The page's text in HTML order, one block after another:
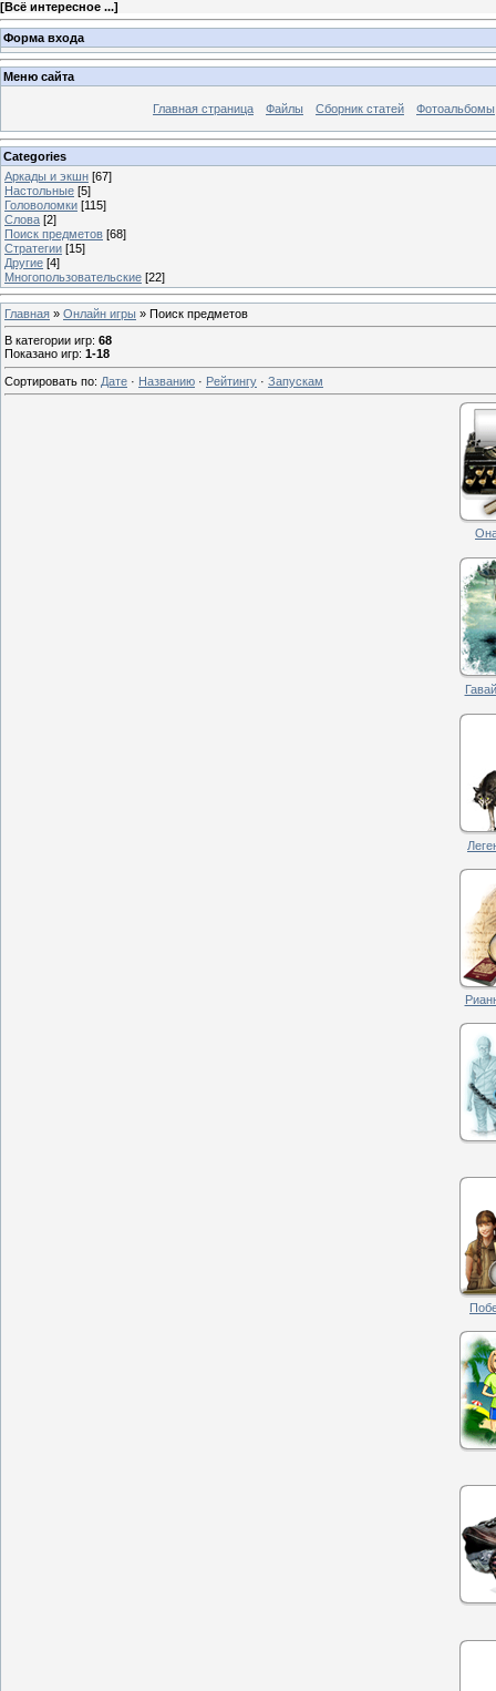
[Всё интересное ...]
Форма входа
Меню сайта
Главная страница Файлы Сборник статей Фотоальбомы
Categories
Аркады и экшн [67]
Настольные [5]
Головоломки [115]
Слова [2]
Поиск предметов [68]
Стратегии [15]
Другие [4]
Многопользовательские [22]
Главная » Онлайн игры » Поиск предметов
В категории игр: 68
Показано игр: 1-18
Сортировать по: Дате · Названию · Рейтингу · Запускам